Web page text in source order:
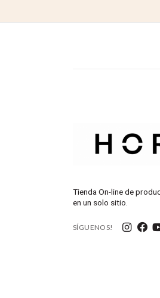
Tienda On-line de
en un solo sitio.
SÍGUENOS!